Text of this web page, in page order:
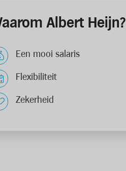
Albert Heijn?
Een mooi salaris
Flexibiliteit
Zekerheid